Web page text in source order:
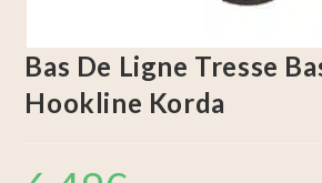
Bas De Ligne Tresse
Hookline Korda